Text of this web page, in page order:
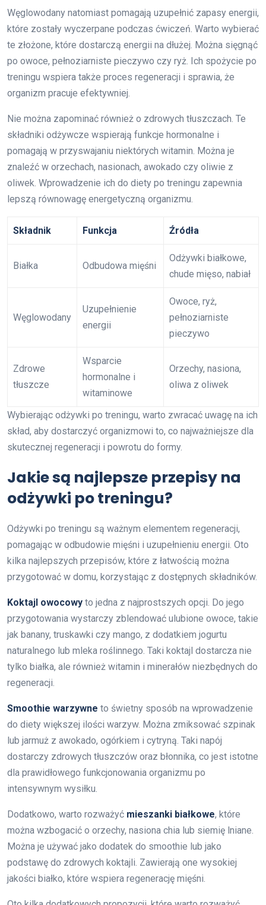
Węglowodany natomiast pomagają uzupełnić zapasy energii,
które zostały wyczerpane podczas ćwiczeń. Warto wybierać
te złożone, które dostarczą energii na dłużej. Można sięgnąć
po owoce, pełnoziarniste pieczywo czy ryż. Ich spożycie po
treningu wspiera także proces regeneracji i sprawia, że
organizm pracuje efektywniej.
Nie można zapominać również o zdrowych tłuszczach. Te
składniki odżywcze wspierają funkcje hormonalne i
pomagają w przyswajaniu niektórych witamin. Można je
znaleźć w orzechach, nasionach, awokado czy oliwie z
oliwek. Wprowadzenie ich do diety po treningu zapewnia
lepszą równowagę energetyczną organizmu.
Składnik Funkcja Źródła
Białka Odbudowa mięśni
Odżywki białkowe,
chude mięso, nabiał
Węglowodany
Uzupełnienie
energii
Owoce, ryż,
pełnoziarniste
pieczywo
Zdrowe
tłuszcze
Wsparcie
hormonalne i
witaminowe
Orzechy, nasiona,
oliwa z oliwek
Wybierając odżywki po treningu, warto zwracać uwagę na ich
skład, aby dostarczyć organizmowi to, co najważniejsze dla
skutecznej regeneracji i powrotu do formy.
Jakie są najlepsze przepisy na
odżywki po treningu?
Odżywki po treningu są ważnym elementem regeneracji,
pomagając w odbudowie mięśni i uzupełnieniu energii. Oto
kilka najlepszych przepisów, które z łatwością można
przygotować w domu, korzystając z dostępnych składników.
Koktajl owocowy to jedna z najprostszych opcji. Do jego
przygotowania wystarczy zblendować ulubione owoce, takie
jak banany, truskawki czy mango, z dodatkiem jogurtu
naturalnego lub mleka roślinnego. Taki koktajl dostarcza nie
tylko białka, ale również witamin i minerałów niezbędnych do
regeneracji.
Smoothie warzywne to świetny sposób na wprowadzenie
do diety większej ilości warzyw. Można zmiksować szpinak
lub jarmuż z awokado, ogórkiem i cytryną. Taki napój
dostarczy zdrowych tłuszczów oraz błonnika, co jest istotne
dla prawidłowego funkcjonowania organizmu po
intensywnym wysiłku.
Dodatkowo, warto rozważyć mieszanki białkowe, które
można wzbogacić o orzechy, nasiona chia lub siemię lniane.
Można je używać jako dodatek do smoothie lub jako
podstawę do zdrowych koktajli. Zawierają one wysokiej
jakości białko, które wspiera regenerację mięśni.